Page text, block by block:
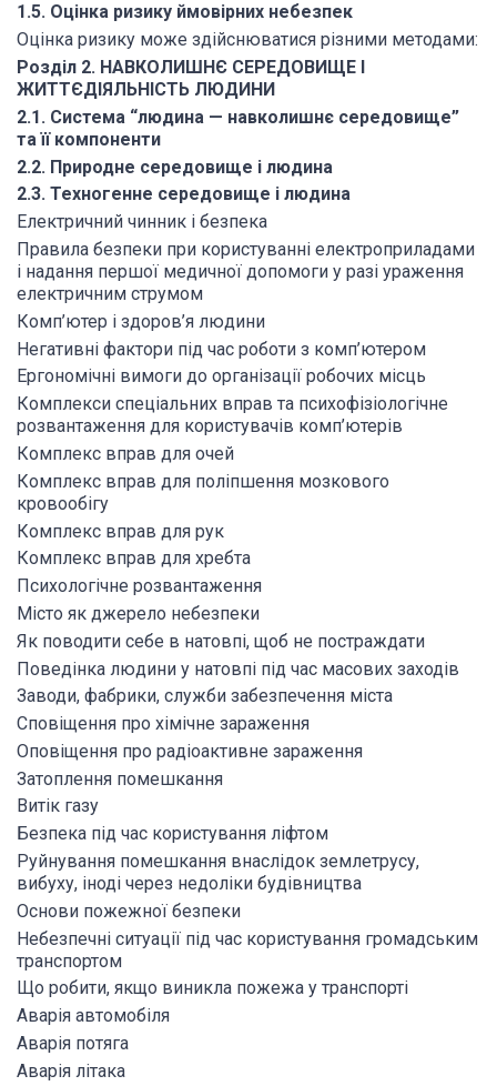
1.5. Оцінка ризику ймовірних небезпек
Оцінка ризику може здійснюватися різними методами:
Розділ 2. НАВКОЛИШНЄ СЕРЕДОВИЩЕ І
ЖИТТЄДІЯЛЬНІСТЬ ЛЮДИНИ
2.1. Система “людина — навколишнє середовище”
та її компоненти
2.2. Природне середовище і людина
2.3. Техногенне середовище і людина
Електричний чинник і безпека
Правила безпеки при користуванні електроприладами
і надання першої медичної допомоги у разі ураження
електричним струмом
Комп’ютер і здоров’я людини
Негативні фактори під час роботи з комп’ютером
Ергономічні вимоги до організації робочих місць
Комплекси спеціальних вправ та психофізіологічне
розвантаження для користувачів комп’ютерів
Комплекс вправ для очей
Комплекс вправ для поліпшення мозкового
кровообігу
Комплекс вправ для рук
Комплекс вправ для хребта
Психологічне розвантаження
Місто як джерело небезпеки
Як поводити себе в натовпі, щоб не постраждати
Поведінка людини у натовпі під час масових заходів
Заводи, фабрики, служби забезпечення міста
Сповіщення про хімічне зараження
Оповіщення про радіоактивне зараження
Затоплення помешкання
Витік газу
Безпека під час користування ліфтом
Руйнування помешкання внаслідок землетрусу,
вибуху, іноді через недоліки будівництва
Основи пожежної безпеки
Небезпечні ситуації під час користування громадським
транспортом
Що робити, якщо виникла пожежа у транспорті
Аварія автомобіля
Аварія потяга
Аварія літака